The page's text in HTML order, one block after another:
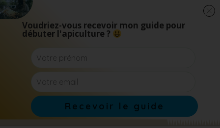
Voudriez-vous recevoir mon guide pour
débuter l'apiculture ?
Recevoir le guide